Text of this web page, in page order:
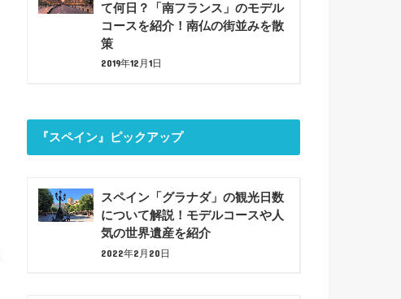
て何日？「南フランス」のモデル
コースを紹介！南仏の街並みを散
策
2019年12月1日
『スペイン』ピックアップ
スペイン「グラナダ」の観光日数
について解説！モデルコースや人
気の世界遺産を紹介
2022年2月20日